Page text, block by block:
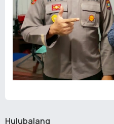
Hulubalang